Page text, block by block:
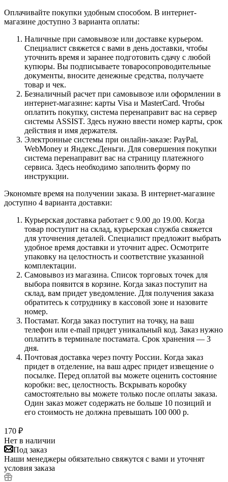
Оплачивайте покупки удобным способом. В интернет-
магазине доступно 3 варианта оплаты:
Наличные при самовывозе или доставке курьером.
Специалист свяжется с вами в день доставки, чтобы
уточнить время и заранее подготовить сдачу с любой
купюры. Вы подписываете товаросопроводительные
документы, вносите денежные средства, получаете
товар и чек.
Безналичный расчет при самовывозе или оформлении в
интернет-магазине: карты Visa и MasterCard. Чтобы
оплатить покупку, система перенаправит вас на сервер
системы ASSIST. Здесь нужно ввести номер карты, срок
действия и имя держателя.
Электронные системы при онлайн-заказе: PayPal,
WebMoney и Яндекс.Деньги. Для совершения покупки
система перенаправит вас на страницу платежного
сервиса. Здесь необходимо заполнить форму по
инструкции.
Экономьте время на получении заказа. В интернет-магазине
доступно 4 варианта доставки:
Курьерская доставка работает с 9.00 до 19.00. Когда
товар поступит на склад, курьерская служба свяжется
для уточнения деталей. Специалист предложит выбрать
удобное время доставки и уточнит адрес. Осмотрите
упаковку на целостность и соответствие указанной
комплектации.
Самовывоз из магазина. Список торговых точек для
выбора появится в корзине. Когда заказ поступит на
склад, вам придет уведомление. Для получения заказа
обратитесь к сотруднику в кассовой зоне и назовите
номер.
Постамат. Когда заказ поступит на точку, на ваш
телефон или e-mail придет уникальный код. Заказ нужно
оплатить в терминале постамата. Срок хранения — 3
дня.
Почтовая доставка через почту России. Когда заказ
придет в отделение, на ваш адрес придет извещение о
посылке. Перед оплатой вы можете оценить состояние
коробки: вес, целостность. Вскрывать коробку
самостоятельно вы можете только после оплаты заказа.
Один заказ может содержать не больше 10 позиций и
его стоимость не должна превышать 100 000 р.
170 ₽
Нет в наличии
Под заказ
Наши менеджеры обязательно свяжутся с вами и уточнят
условия заказа